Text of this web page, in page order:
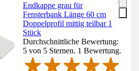
Endkappe grau für
Fensterbank Länge 60 cm
Doppelprofil mittig teilbar 1
Stück
Durchschnittliche Bewertung:
5 von 5 Sternen. 1 Bewertung.